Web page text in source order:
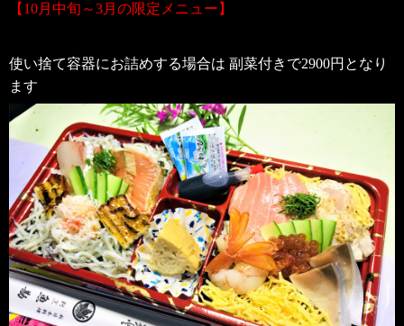
【10月中旬～3月の限定メニュー】
使い捨て容器にお詰めする場合は 副菜付きで2900円となり
ます